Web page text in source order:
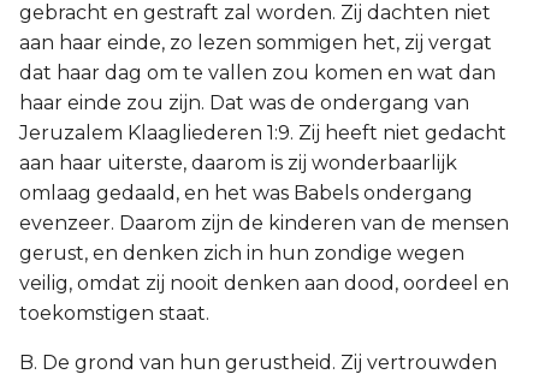
gebracht en gestraft zal worden. Zij dachten niet
aan haar einde, zo lezen sommigen het, zij vergat
dat haar dag om te vallen zou komen en wat dan
haar einde zou zijn. Dat was de ondergang van
Jeruzalem Klaagliederen 1:9. Zij heeft niet gedacht
aan haar uiterste, daarom is zij wonderbaarlijk
omlaag gedaald, en het was Babels ondergang
evenzeer. Daarom zijn de kinderen van de mensen
gerust, en denken zich in hun zondige wegen
veilig, omdat zij nooit denken aan dood, oordeel en
toekomstigen staat.
B. De grond van hun gerustheid. Zij vertrouwden